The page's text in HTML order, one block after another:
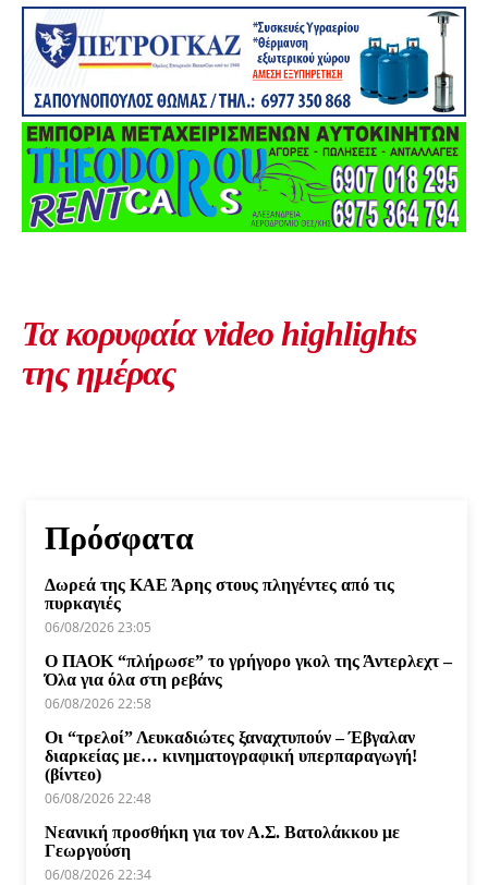
Τα κορυφαία video highlights
της ημέρας
Πρόσφατα
Δωρεά της ΚΑΕ Άρης στους πληγέντες από τις
πυρκαγιές
06/08/2026 23:05
Ο ΠΑΟΚ “πλήρωσε” το γρήγορο γκολ της Άντερλεχτ –
Όλα για όλα στη ρεβάνς
06/08/2026 22:58
Οι “τρελοί” Λευκαδιώτες ξαναχτυπούν – Έβγαλαν
διαρκείας με… κινηματογραφική υπερπαραγωγή!
(βίντεο)
06/08/2026 22:48
Νεανική προσθήκη για τον Α.Σ. Βατολάκκου με
Γεωργούση
06/08/2026 22:34